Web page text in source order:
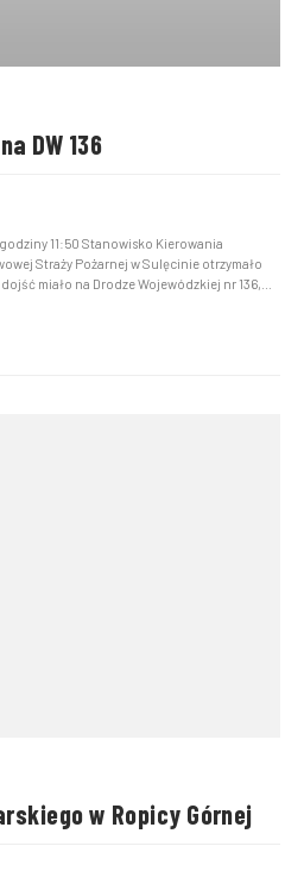
DW 136
11:50 Stanowisko Kierowania
Straży Pożarnej w Sulęcinie otrzymało
miało na Drodze Wojewódzkiej nr 136,
zastępów stwierd...
w Ropicy Górnej